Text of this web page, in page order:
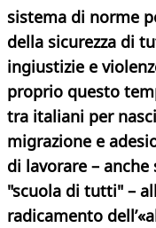
sistema di norme
della sicurezza di
ingiustizie e
proprio questo
tra italiani per
migrazione e
di lavorare –
"scuola di tutti" –
radicamento